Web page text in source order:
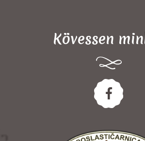
Kövessen